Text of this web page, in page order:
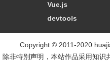
Vue.js
devtools
Copyright © 2011-2020
除非特别声明，本站作品采用知识